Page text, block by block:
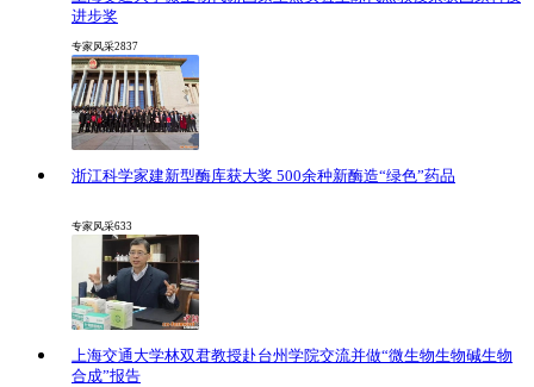
进步奖
专家风采2837
浙江科学家建新型酶库获大奖 500余种新酶造“绿色”药品
专家风采633
上海交通大学林双君教授赴台州学院交流并做“微生物生物碱生物
合成”报告